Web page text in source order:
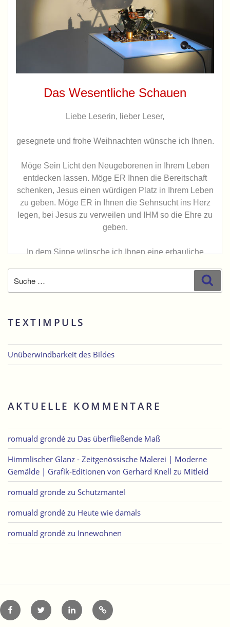
nach:
TEXTIMPULS
Unüberwindbarkeit des Bildes
AKTUELLE KOMMENTARE
romuald grondé zu Das überfließende Maß
Himmlischer Glanz - Zeitgenössische Malerei | Moderne
Gemälde | Grafik-Editionen von Gerhard Knell zu Mitleid
romuald gronde zu Schutzmantel
romuald grondé zu Heute wie damals
romuald grondé zu Innewohnen
FacebookTwitter LinkedInXing